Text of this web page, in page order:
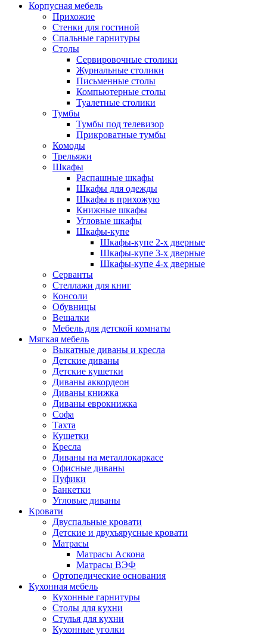
Корпусная мебель
Прихожие
Стенки для гостиной
Спальные гарнитуры
Столы
Сервировочные столики
Журнальные столики
Письменные столы
Компьютерные столы
Туалетные столики
Тумбы
Тумбы под телевизор
Прикроватные тумбы
Комоды
Трельяжи
Шкафы
Распашные шкафы
Шкафы для одежды
Шкафы в прихожую
Книжные шкафы
Угловые шкафы
Шкафы-купе
Шкафы-купе 2-x дверные
Шкафы-купе 3-х дверные
Шкафы-купе 4-х дверные
Серванты
Стеллажи для книг
Консоли
Обувницы
Вешалки
Мебель для детской комнаты
Мягкая мебель
Выкатные диваны и кресла
Детские диваны
Детские кушетки
Диваны аккордеон
Диваны книжка
Диваны еврокнижка
Софа
Тахта
Кушетки
Кресла
Диваны на металлокаркасе
Офисные диваны
Пуфики
Банкетки
Угловые диваны
Кровати
Двуспальные кровати
Детские и двухъярусные кровати
Матрасы
Матрасы Аскона
Матрасы ВЭФ
Ортопедические основания
Кухонная мебель
Кухонные гарнитуры
Столы для кухни
Стулья для кухни
Кухонные уголки